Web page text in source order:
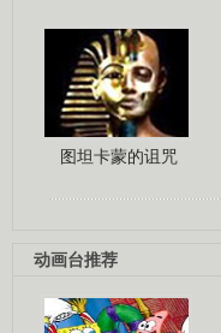
图坦卡蒙的诅咒
动画台推荐